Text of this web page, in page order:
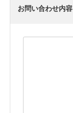
お問い合わせ内容